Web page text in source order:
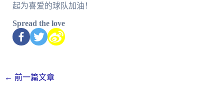
起为喜爱的球队加油！
Spread the love
← 前一篇文章